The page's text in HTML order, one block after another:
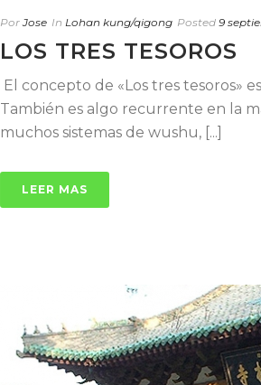
Por Jose In Lohan kung/qigong Posted 9
LOS TRES TESOROS
El concepto de «Los tres tesoros»
También es algo recurrente en la
muchos sistemas de wushu, [...]
LEER MAS